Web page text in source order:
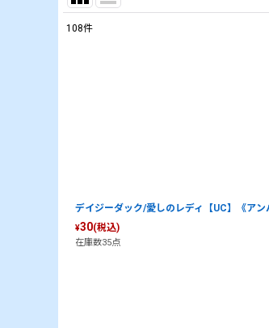
108件
デイジーダック/愛しのレディ【UC】《ア
¥30(税込)
在庫数35点